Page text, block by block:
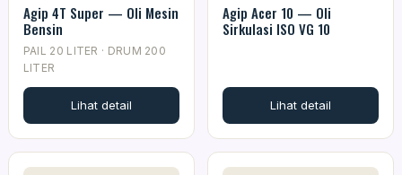
Agip 4T Super — Oli Mesin
Bensin
PAIL 20 LITER · DRUM 200
LITER
Lihat detail
Agip Acer 10 — Oli
Sirkulasi ISO VG 10
Lihat detail